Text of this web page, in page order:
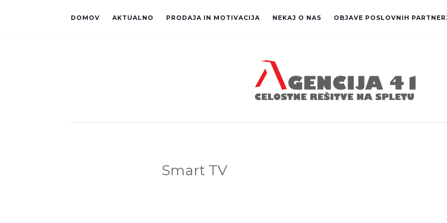
DOMOV AKTUALNO PRODAJA IN MOTIVACIJA NEKAJ O NAS OBJAVE POSLOVNIH
Smart TV